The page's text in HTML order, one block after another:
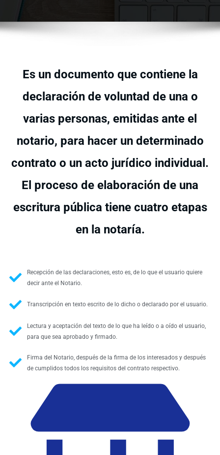
Es un documento que contiene la
declaración de voluntad de una o
varias personas, emitidas ante el
notario, para hacer un determinado
contrato o un acto jurídico individual.
El proceso de elaboración de una
escritura pública tiene cuatro etapas
en la notaría.
Recepción de las declaraciones, esto es, de lo que el usuario quiere
decir ante el Notario.
Transcripción en texto escrito de lo dicho o declarado por el usuario.
Lectura y aceptación del texto de lo que ha leído o a oído el usuario,
para que sea aprobado y firmado.
Firma del Notario, después de la firma de los interesados y después
de cumplidos todos los requisitos del contrato respectivo.